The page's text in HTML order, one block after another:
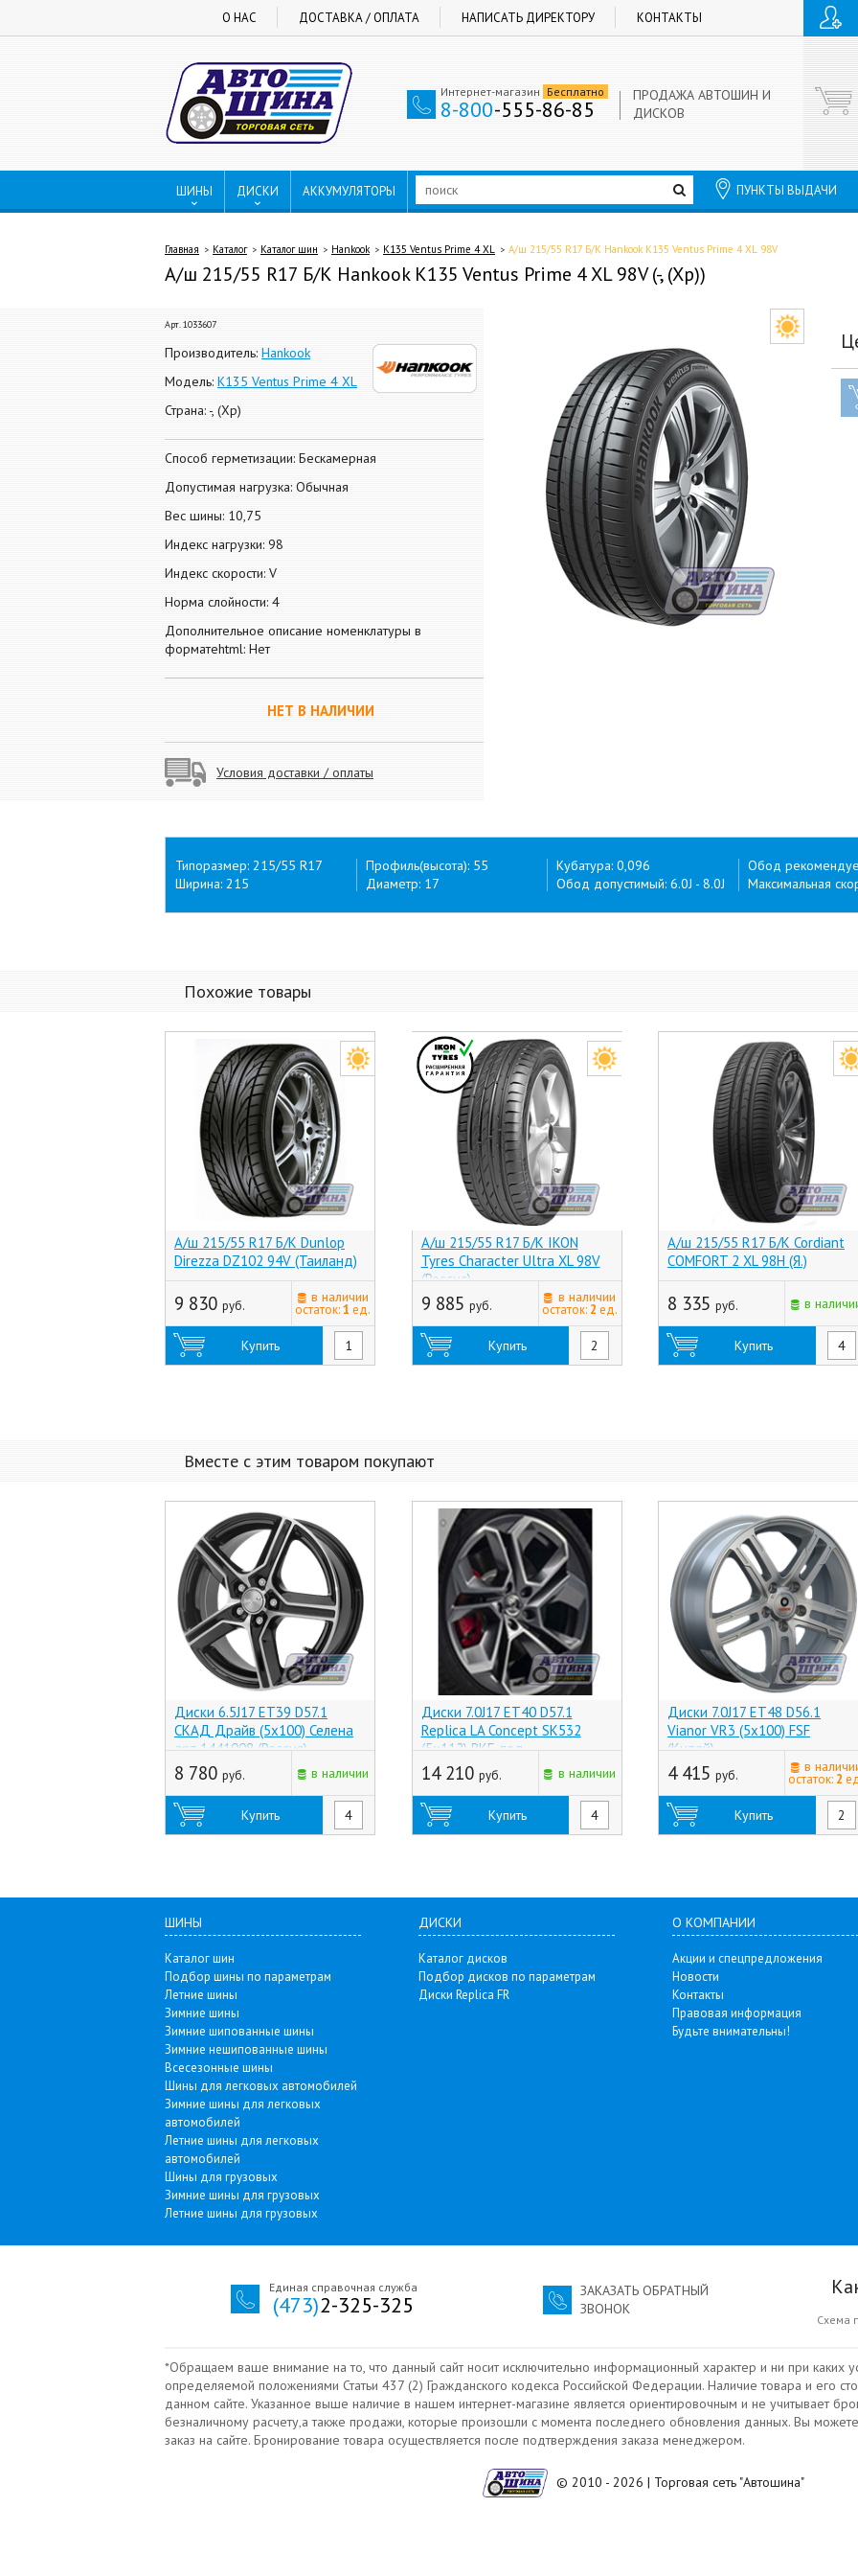
О НАС ДОСТАВКА / ОПЛАТА НАПИСАТЬ ДИРЕКТОРУ КОНТАКТЫ
Интернет-магазин Бесплатно
8-800-555-86-85
ПРОДАЖА АВТОШИН И
ДИСКОВ
ШИНЫ ДИСКИ АККУМУЛЯТОРЫ ПУНКТЫ ВЫДАЧИ
Главная Каталог Каталог шин Hankook K135 Ventus Prime 4 XL А/ш 215/55 R17 Б/К Hankook K135 Ventus Prime 4 XL 98V
А/ш 215/55 R17 Б/К Hankook K135 Ventus Prime 4 XL 98V (-, (Хр))
Арт. 1033607
Производитель: Hankook
Модель: K135 Ventus Prime 4 XL
Страна: -, (Хр)
Способ герметизации: Бескамерная
Допустимая нагрузка: Обычная
Вес шины: 10,75
Индекс нагрузки: 98
Индекс скорости: V
Норма слойности: 4
Дополнительное описание номенклатуры в
форматеhtml: Нет
НЕТ В НАЛИЧИИ
Условия доставки / оплаты
Типоразмер: 215/55 R17
Ширина: 215
Профиль(высота): 55
Диаметр: 17
Кубатура: 0,096
Обод допустимый: 6.0J - 8.0J
Обод
Максимальная
Похожие товары
А/ш 215/55 R17 Б/К Dunlop
Direzza DZ102 94V (Таиланд)
9 830 руб.
в наличии
остаток:1 ед.
Купить
А/ш 215/55 R17 Б/К IKON
Tyres Character Ultra XL 98V
(Россия)
9 885 руб.
в наличии
остаток: 2 ед.
Купить
А/ш 215/55 R17 Б/К Cordiant
COMFORT 2 XL 98H (Я.)
8 335 руб. в
Купить
Вместе с этим товаром покупают
Диски 6.5J17 ET39 D57.1
СКАД Драйв (5x100) Селена
арт.1441008 (Россия)
8 780 руб. в наличии
Купить
Диски 7.0J17 ET40 D57.1
Replica LA Concept SK532
(5x112) BKF, под
оригинальный крепеж
(Таиланд)
14 210 руб. в наличии
Купить
Диски 7.0J17 ET48 D56.1
Vianor VR3 (5x100) FSF
(Китай)
4 415 руб.
в
остаток: 2
Купить
ШИНЫ
Каталог шин
Подбор шины по параметрам
Летние шины
Зимние шины
Зимние шипованные шины
Зимние нешипованные шины
Всесезонные шины
Шины для легковых автомобилей
Зимние шины для легковых
автомобилей
Летние шины для легковых
автомобилей
Шины для грузовых
Зимние шины для грузовых
Летние шины для грузовых
ДИСКИ
Каталог дисков
Подбор дисков по параметрам
Диски Replica FR
О КОМПАНИИ
Акции и спецпредложения
Новости
Контакты
Правовая информация
Будьте внимательны!
Единая справочная служба
(473)2-325-325
ЗАКАЗАТЬ ОБРАТНЫЙ
ЗВОНОК
Схема
*Обращаем ваше внимание на то, что данный сайт носит исключительно информационный характер и ни при каких
определяемой положениями Статьи 437 (2) Гражданского кодекса Российской Федерации. Наличие товара и его
данном сайте. Указанное выше наличие в нашем интернет-магазине является ориентировочным и не учитывает
безналичному расчету‚а также продажи, которые произошли с момента последнего обновления данных. Вы
заказ на сайте. Бронирование товара осуществляется после подтверждения заказа менеджером.
© 2010 - 2026 | Торговая сеть "Автошина"